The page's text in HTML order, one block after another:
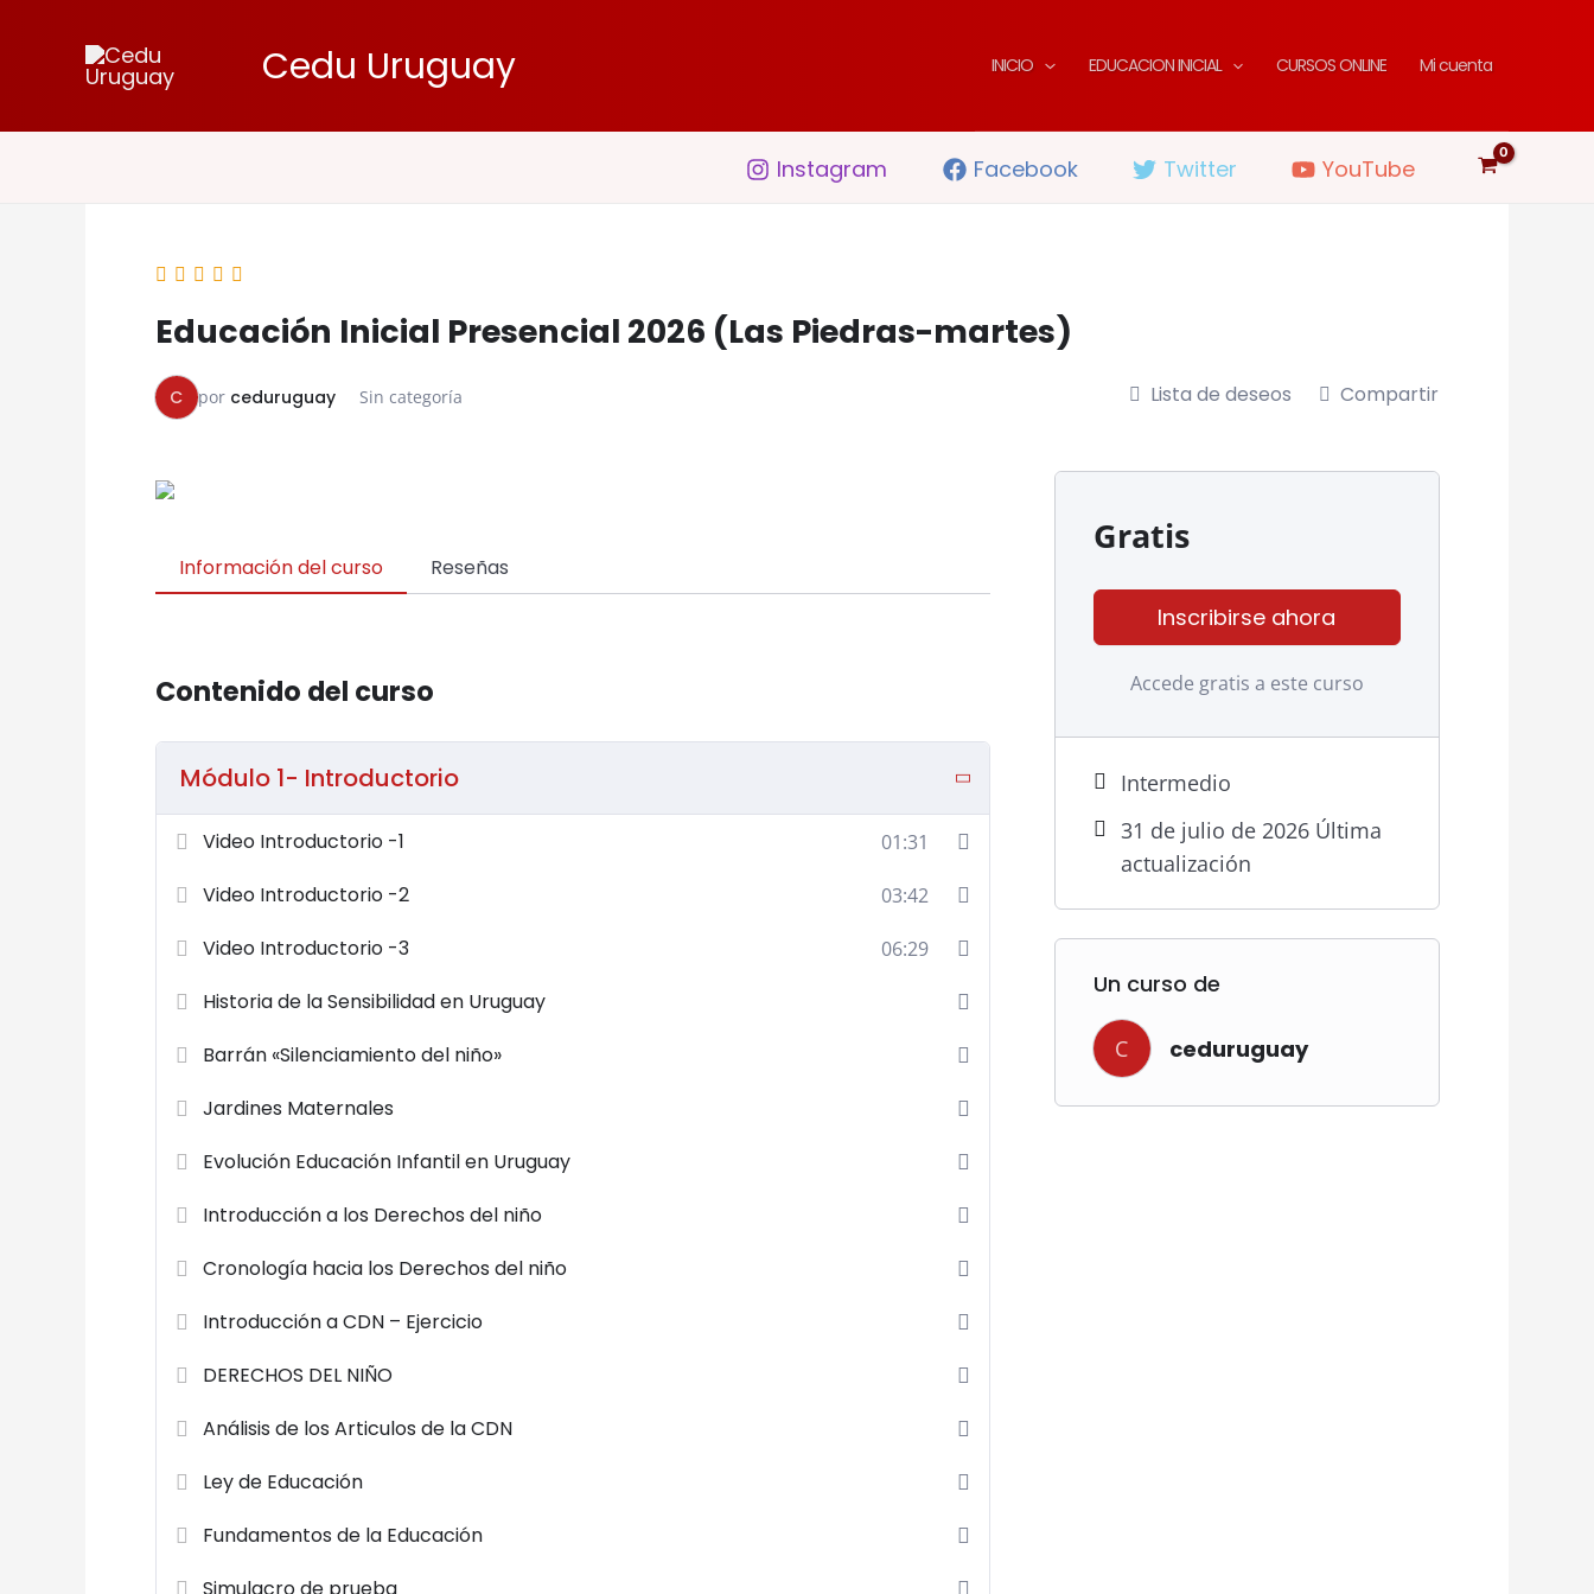
contenido
Cedu Uruguay INICIO EDUCACION INICIAL CURSOS ONLINE Mi cuenta
Instagram Facebook Twitter YouTube
Educación Inicial Presencial 2026 (Las Piedras-martes)
C por ceduruguay Sin categoría Lista de deseos Compartir
Información del curso Reseñas
Contenido del curso
Módulo 1- Introductorio
Video Introductorio -1 01:31
Video Introductorio -2 03:42
Video Introductorio -3 06:29
Historia de la Sensibilidad en Uruguay
Barrán «Silenciamiento del niño»
Jardines Maternales
Evolución Educación Infantil en Uruguay
Introducción a los Derechos del niño
Cronología hacia los Derechos del niño
Introducción a CDN – Ejercicio
DERECHOS DEL NIÑO
Análisis de los Articulos de la CDN
Ley de Educación
Fundamentos de la Educación
Gratis
Inscribirse ahora
Accede gratis a este curso
Intermedio
31 de julio de 2026 Última
actualización
Un curso de
C ceduruguay